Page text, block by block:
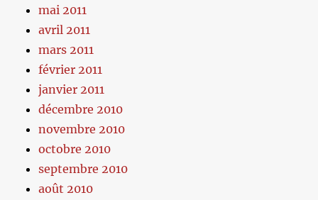
mai 2011
avril 2011
mars 2011
février 2011
janvier 2011
décembre 2010
novembre 2010
octobre 2010
septembre 2010
août 2010